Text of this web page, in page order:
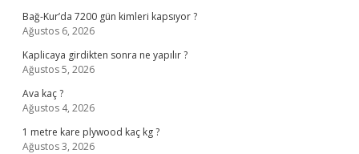
Bağ-Kur’da 7200 gün kimleri kapsıyor ?
Ağustos 6, 2026
Kaplicaya girdikten sonra ne yapılır ?
Ağustos 5, 2026
Ava kaç ?
Ağustos 4, 2026
1 metre kare plywood kaç kg ?
Ağustos 3, 2026